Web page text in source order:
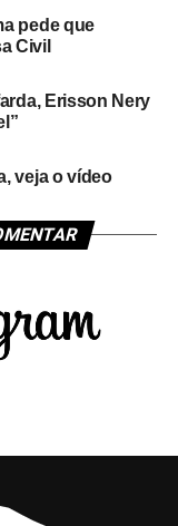
pede que
Civil
Erisson Nery
veja o vídeo